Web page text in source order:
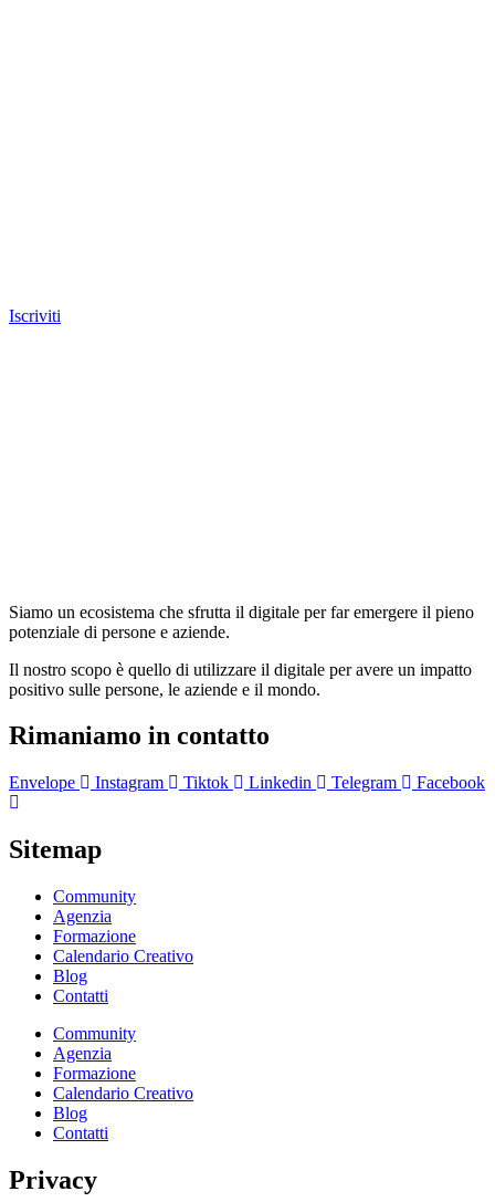
Iscriviti
Siamo un ecosistema che sfrutta il digitale per far emergere il pieno
potenziale di persone e aziende.
Il nostro scopo è quello di utilizzare il digitale per avere un impatto
positivo sulle persone, le aziende e il mondo.
Rimaniamo in contatto
Envelope Instagram Tiktok Linkedin Telegram Facebook
Sitemap
Community
Agenzia
Formazione
Calendario Creativo
Blog
Contatti
Community
Agenzia
Formazione
Calendario Creativo
Blog
Contatti
Privacy